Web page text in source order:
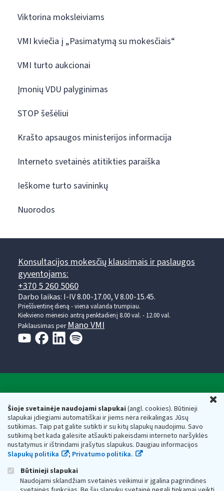
Šioje svetainėje naudojami slapukai(angl. cookies). Būtinieji
slapukai įdiegiami automatiškai ir jiems nėra reikalingas Jūsų
sutikimas. Taip pat galite sutikti ir su kitų slapukų naudojimu. Savo
sutikimą bet kada galėsite atšaukti pakeisdami interneto naršyklės
nustatymus ir ištrindami įrašytus slapukus. Daugiau informacijos
Slapukų politika
; Privatumo politika.
Būtinieji slapukai
Naudojami sklandžiam svetainės veikimui ir įgalina pagrindines
Viktorina moksleiviams
VMI kviečia į „Pasimatymą su mokesčiais“
VMI turto aukcionai
Įmonių VDU palyginimas
STOP šešėliui
Krašto apsaugos ministerijos informacija
Interneto svetainės atitikties paraiška
Ieškome turto savininkų
Nuorodos
Konsultacijos mokesčių klausimais ir paslaugos
gyventojams:
+370 5 260 5060
Darbo laikas: I-IV 8.00-17.00, V 8.00-15.45.
Prieššventinę dieną - viena valanda trumpiau.
Kiekvieno mėnesio antrą penktadienį 8.00 val. - 12.00 val.
Paklausimas per Mano VMI
Respublikos finansų ministerijos
Biudžetinė įstaiga. Juridinio asmens kodas — 188659752,
adresas: Vasario 16-osios g. 14, 01107 Vilnius, Lietuva, el.paštas:
vmi@vmi.lt, E. pristatymo dėžutės adresas 188659752
Duomenys apie Valstybinę mokesčių inspekciją prie Lietuvos
Respublikos finansų ministerijos kaupiami ir saugomi Juridinių